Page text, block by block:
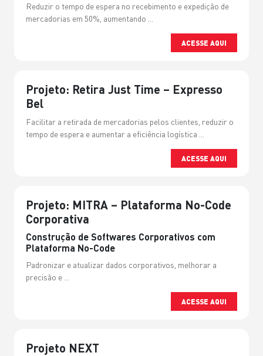
Reduzir o tempo de espera no recebimento e expedição de
mercadorias em 50%, aumentando ...
ACESSE AQUI
Projeto: Retira Just Time – Expresso
Bel
Facilitar a retirada de mercadorias pelos clientes, reduzir o
tempo de espera e aumentar a eficiência logística ...
ACESSE AQUI
Projeto: MITRA – Plataforma No-Code
Corporativa
Construção de Softwares Corporativos com
Plataforma No-Code
Padronizar e atualizar dados corporativos, melhorar a
precisão e ...
ACESSE AQUI
Projeto NEXT